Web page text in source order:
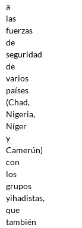
a
las
fuerzas
de
seguridad
de
varios
países
(Chad,
Nigeria,
Níger
y
Camerún)
con
los
grupos
yihadistas,
que
también